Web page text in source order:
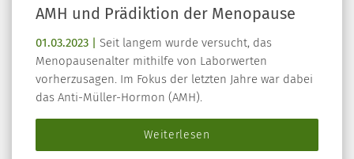
AMH und Prädiktion der Menopause
01.03.2023 | Seit langem wurde versucht, das
Menopausenalter mithilfe von Laborwerten
vorherzusagen. Im Fokus der letzten Jahre war dabei
das Anti-Müller-Hormon (AMH).
Weiterlesen